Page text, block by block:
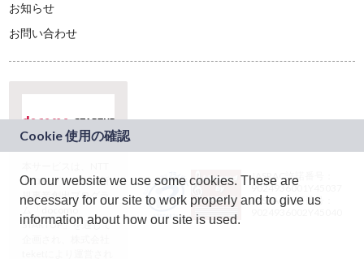
お知らせ
お問い合わせ
ドコモグループの新
規事業創出プログラ
ム「docomo
STARTUP」を通じて
JASRAC許諾番号：
9024936001Y45037
JASRAC許諾番号：
On our website we use some cookies. These are
necessary for our site to work properly and to give us
information about how our site is used.